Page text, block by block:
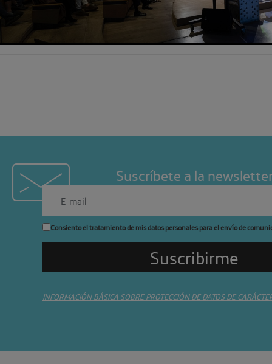
Suscríbete a la
Consiento el tratamiento de mis datos personales para el envío de
INFORMACIÓN BÁSICA SOBRE PROTECCIÓN DE DATOS DE